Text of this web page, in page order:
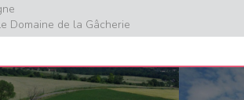
Domaine de la Gâcherie